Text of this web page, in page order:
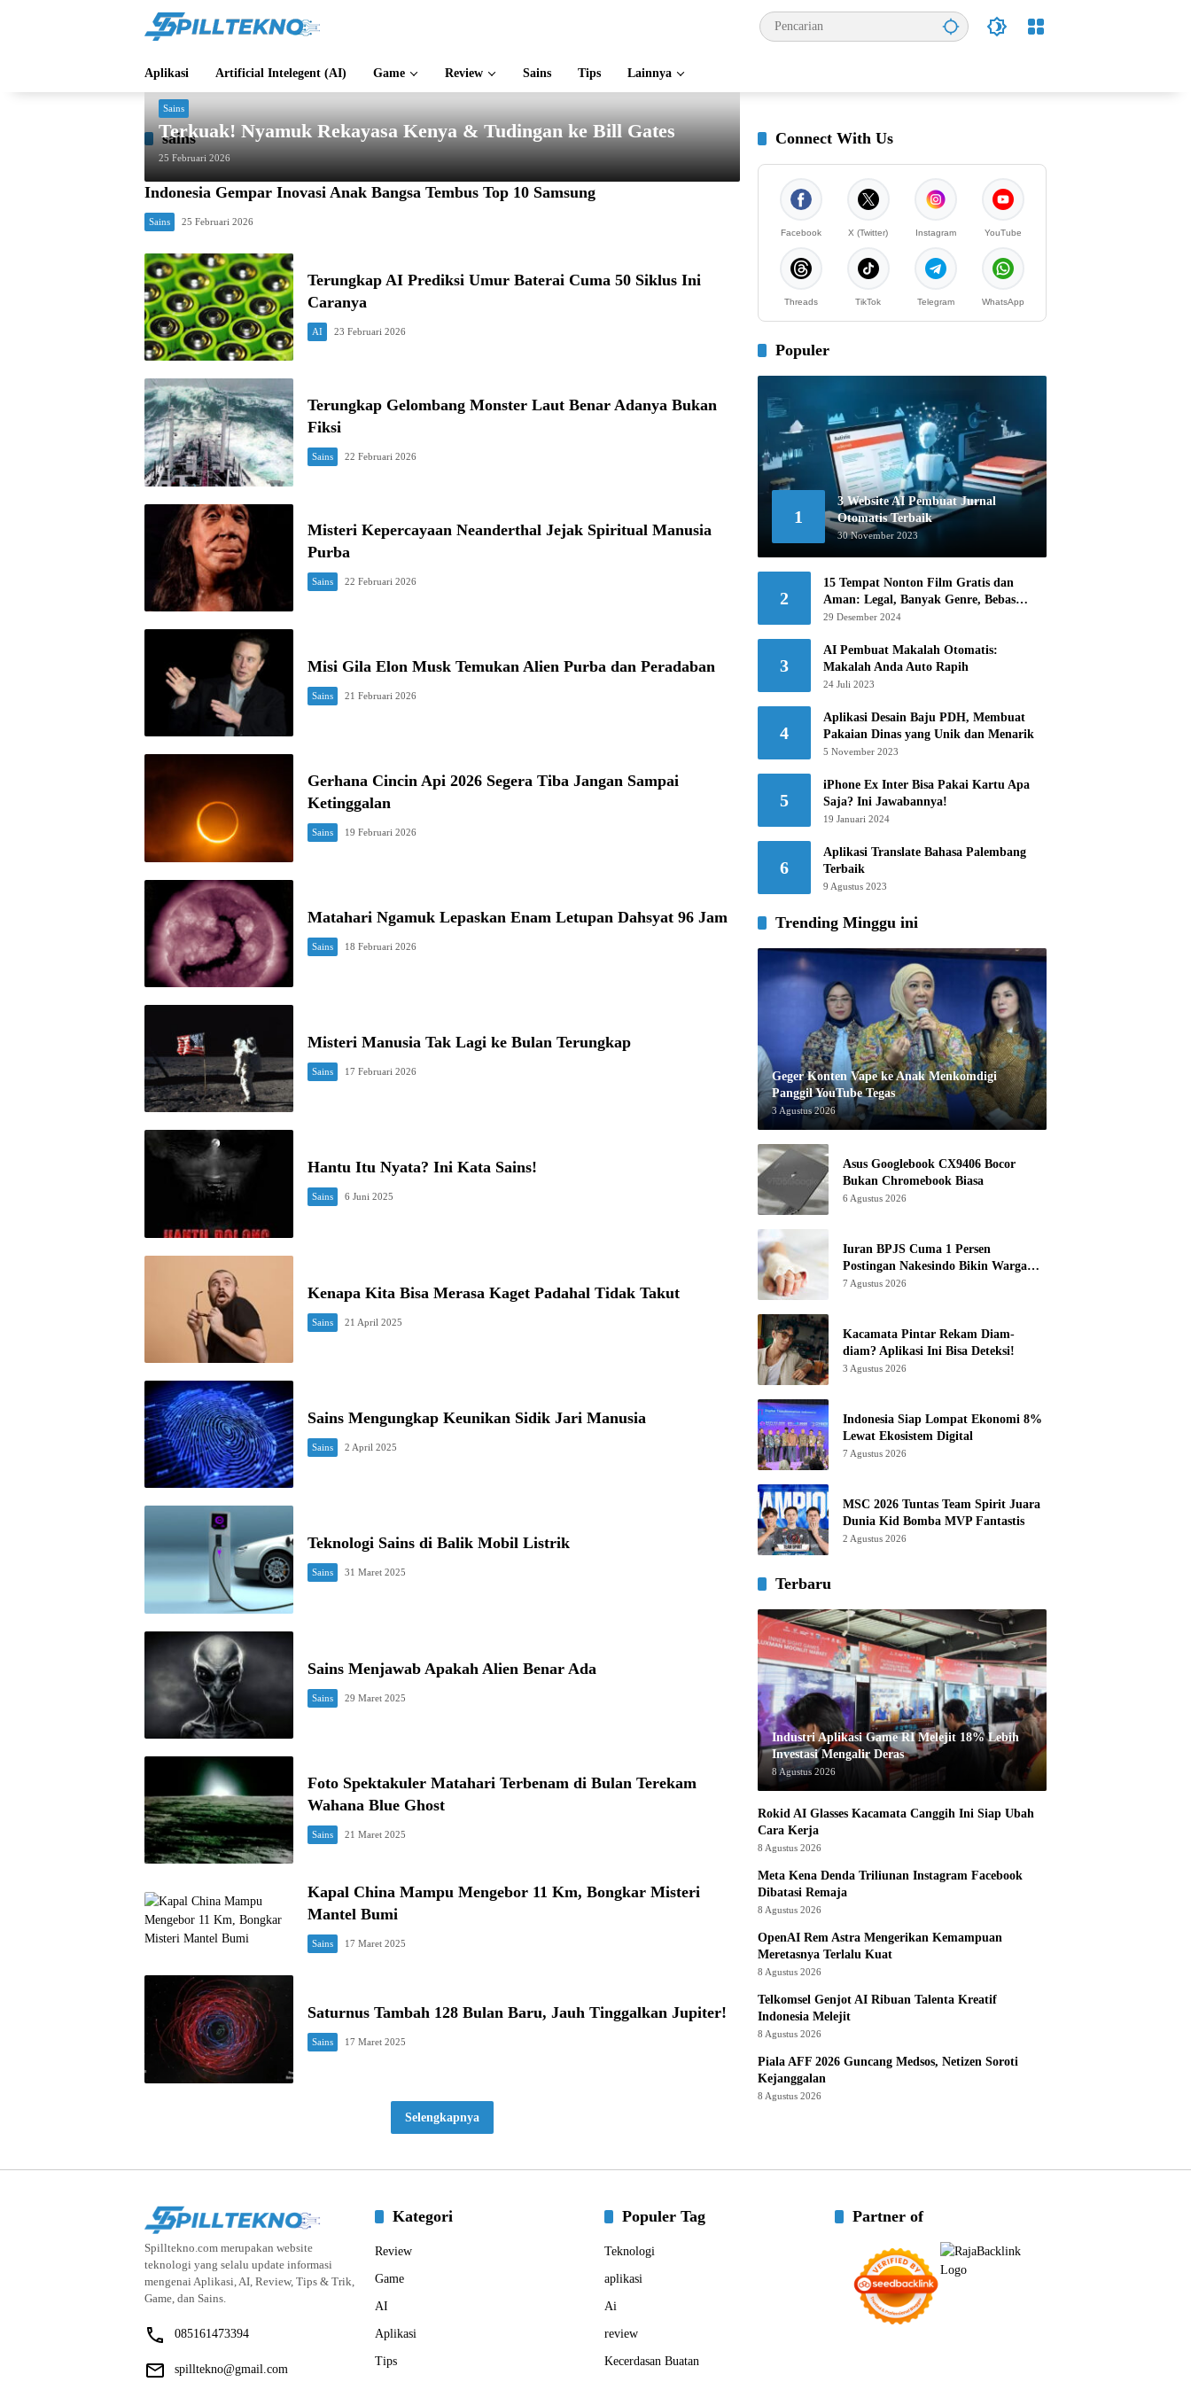
Aplikasi Artificial Intelegent (AI) Game Review Sains Tips Lainnya
sains
Sains
Terkuak! Nyamuk Rekayasa Kenya & Tudingan ke Bill Gates
25 Februari 2026
Indonesia Gempar Inovasi Anak Bangsa Tembus Top 10 Samsung
Sains 25 Februari 2026
Terungkap AI Prediksi Umur Baterai Cuma 50 Siklus Ini
Caranya
AI 23 Februari 2026
Terungkap Gelombang Monster Laut Benar Adanya Bukan
Fiksi
Sains 22 Februari 2026
Misteri Kepercayaan Neanderthal Jejak Spiritual Manusia
Purba
Sains 22 Februari 2026
Misi Gila Elon Musk Temukan Alien Purba dan Peradaban
Sains 21 Februari 2026
Gerhana Cincin Api 2026 Segera Tiba Jangan Sampai
Ketinggalan
Sains 19 Februari 2026
Matahari Ngamuk Lepaskan Enam Letupan Dahsyat 96 Jam
Sains 18 Februari 2026
Misteri Manusia Tak Lagi ke Bulan Terungkap
Sains 17 Februari 2026
Hantu Itu Nyata? Ini Kata Sains!
Sains 6 Juni 2025
Kenapa Kita Bisa Merasa Kaget Padahal Tidak Takut
Sains 21 April 2025
Sains Mengungkap Keunikan Sidik Jari Manusia
Sains 2 April 2025
Teknologi Sains di Balik Mobil Listrik
Sains 31 Maret 2025
Sains Menjawab Apakah Alien Benar Ada
Sains 29 Maret 2025
Foto Spektakuler Matahari Terbenam di Bulan Terekam
Wahana Blue Ghost
Sains 21 Maret 2025
Kapal China Mampu Mengebor 11 Km, Bongkar Misteri
Mantel Bumi
Sains 17 Maret 2025
Saturnus Tambah 128 Bulan Baru, Jauh Tinggalkan Jupiter!
Sains 17 Maret 2025
Selengkapnya
Connect With Us
Facebook X (Twitter) Instagram YouTube
Threads TikTok Telegram WhatsApp
Populer
1
3 Website AI Pembuat Jurnal
Otomatis Terbaik
30 November 2023
2
15 Tempat Nonton Film Gratis dan
Aman: Legal, Banyak Genre, Bebas
Khawatir!
29 Desember 2024
3
AI Pembuat Makalah Otomatis:
Makalah Anda Auto Rapih
24 Juli 2023
4
Aplikasi Desain Baju PDH, Membuat
Pakaian Dinas yang Unik dan Menarik
5 November 2023
5
iPhone Ex Inter Bisa Pakai Kartu Apa
Saja? Ini Jawabannya!
19 Januari 2024
6
Aplikasi Translate Bahasa Palembang
Terbaik
9 Agustus 2023
Trending Minggu ini
Geger Konten Vape ke Anak Menkomdigi
Panggil YouTube Tegas
3 Agustus 2026
Asus Googlebook CX9406 Bocor
Bukan Chromebook Biasa
6 Agustus 2026
Iuran BPJS Cuma 1 Persen
Postingan Nakesindo Bikin Warganet
Murka
7 Agustus 2026
Kacamata Pintar Rekam Diam-
diam? Aplikasi Ini Bisa Deteksi!
3 Agustus 2026
Indonesia Siap Lompat Ekonomi 8%
Lewat Ekosistem Digital
7 Agustus 2026
MSC 2026 Tuntas Team Spirit Juara
Dunia Kid Bomba MVP Fantastis
2 Agustus 2026
Terbaru
Industri Aplikasi Game RI Melejit 18% Lebih
Investasi Mengalir Deras
8 Agustus 2026
Rokid AI Glasses Kacamata Canggih Ini Siap Ubah
Cara Kerja
8 Agustus 2026
Meta Kena Denda Triliunan Instagram Facebook
Dibatasi Remaja
8 Agustus 2026
OpenAI Rem Astra Mengerikan Kemampuan
Meretasnya Terlalu Kuat
8 Agustus 2026
Telkomsel Genjot AI Ribuan Talenta Kreatif
Indonesia Melejit
8 Agustus 2026
Piala AFF 2026 Guncang Medsos, Netizen Soroti
Kejanggalan
8 Agustus 2026
Spilltekno.com merupakan website
teknologi yang selalu update informasi
mengenai Aplikasi, AI, Review, Tips & Trik,
Game, dan Sains.
085161473394
spilltekno@gmail.com
Kategori
Review
Game
AI
Aplikasi
Tips
Populer Tag
Teknologi
aplikasi
Ai
review
Kecerdasan Buatan
Partner of